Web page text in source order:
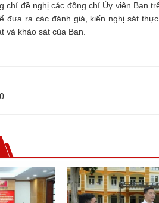
chí đề nghị các đồng chí Ủy viên Ban
đưa ra các đánh giá, kiến nghị sát
và khảo sát của Ban.